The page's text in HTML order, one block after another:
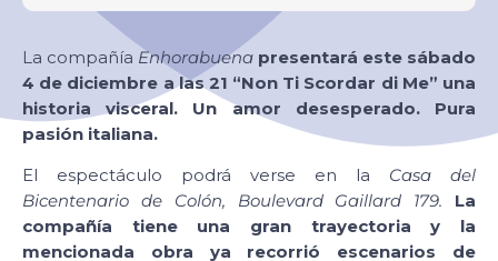
La compañía Enhorabuena presentará este sábado
4 de diciembre a las 21 “Non Ti Scordar di Me” una
historia visceral. Un amor desesperado. Pura
pasión italiana.
El espectáculo podrá verse en la Casa del
Bicentenario de Colón, Boulevard Gaillard 179.
La
compañía tiene una gran trayectoria y la
mencionada obra ya recorrió escenarios de